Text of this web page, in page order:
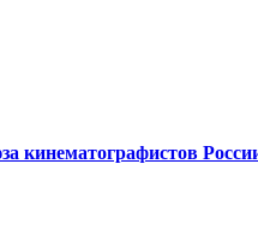
кинематографистов